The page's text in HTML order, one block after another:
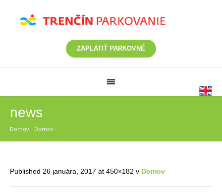
ZAPLATIŤ PARKOVNÉ
news
Domov Domov
Published 26 januára, 2017 at 450×182 v Domov